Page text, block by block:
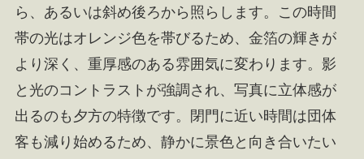
ら、あるいは斜め後ろから照らします。この時間
帯の光はオレンジ色を帯びるため、金箔の輝きが
より深く、重厚感のある雰囲気に変わります。影
と光のコントラストが強調され、写真に立体感が
出るのも夕方の特徴です。閉門に近い時間は団体
客も減り始めるため、静かに景色と向き合いたい